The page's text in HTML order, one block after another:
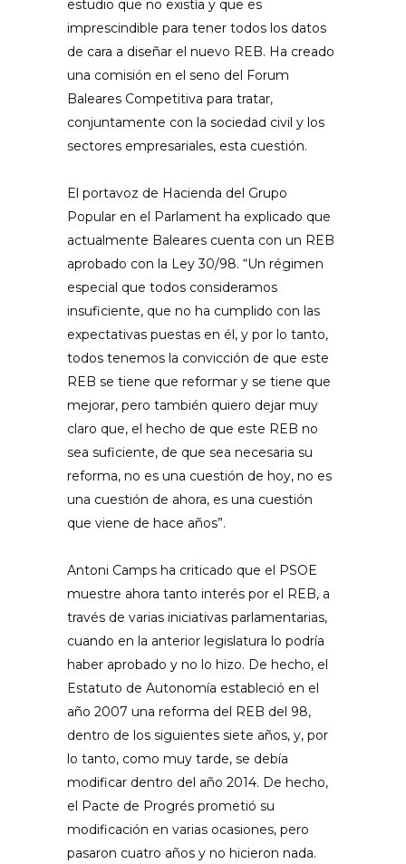
estudio que no existía y que es
imprescindible para tener todos los datos
de cara a diseñar el nuevo REB. Ha creado
una comisión en el seno del Forum
Baleares Competitiva para tratar,
conjuntamente con la sociedad civil y los
sectores empresariales, esta cuestión.
El portavoz de Hacienda del Grupo
Popular en el Parlament ha explicado que
actualmente Baleares cuenta con un REB
aprobado con la Ley 30/98. “Un régimen
especial que todos consideramos
insuficiente, que no ha cumplido con las
expectativas puestas en él, y por lo tanto,
todos tenemos la convicción de que este
REB se tiene que reformar y se tiene que
mejorar, pero también quiero dejar muy
claro que, el hecho de que este REB no
sea suficiente, de que sea necesaria su
reforma, no es una cuestión de hoy, no es
una cuestión de ahora, es una cuestión
que viene de hace años”.
Antoni Camps ha criticado que el PSOE
muestre ahora tanto interés por el REB, a
través de varias iniciativas parlamentarias,
cuando en la anterior legislatura lo podría
haber aprobado y no lo hizo. De hecho, el
Estatuto de Autonomía estableció en el
año 2007 una reforma del REB del 98,
dentro de los siguientes siete años, y, por
lo tanto, como muy tarde, se debía
modificar dentro del año 2014. De hecho,
el Pacte de Progrés prometió su
modificación en varias ocasiones, pero
pasaron cuatro años y no hicieron nada.